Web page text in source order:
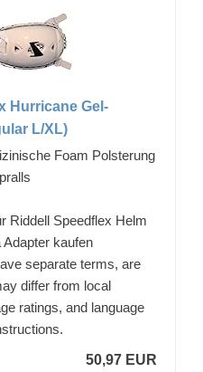
Hurricane Gel-
L/XL)
Foam Polsterung
Riddell Speedflex Helm
kaufen
separate terms, are
differ from local
ratings, and language
50,97 EUR